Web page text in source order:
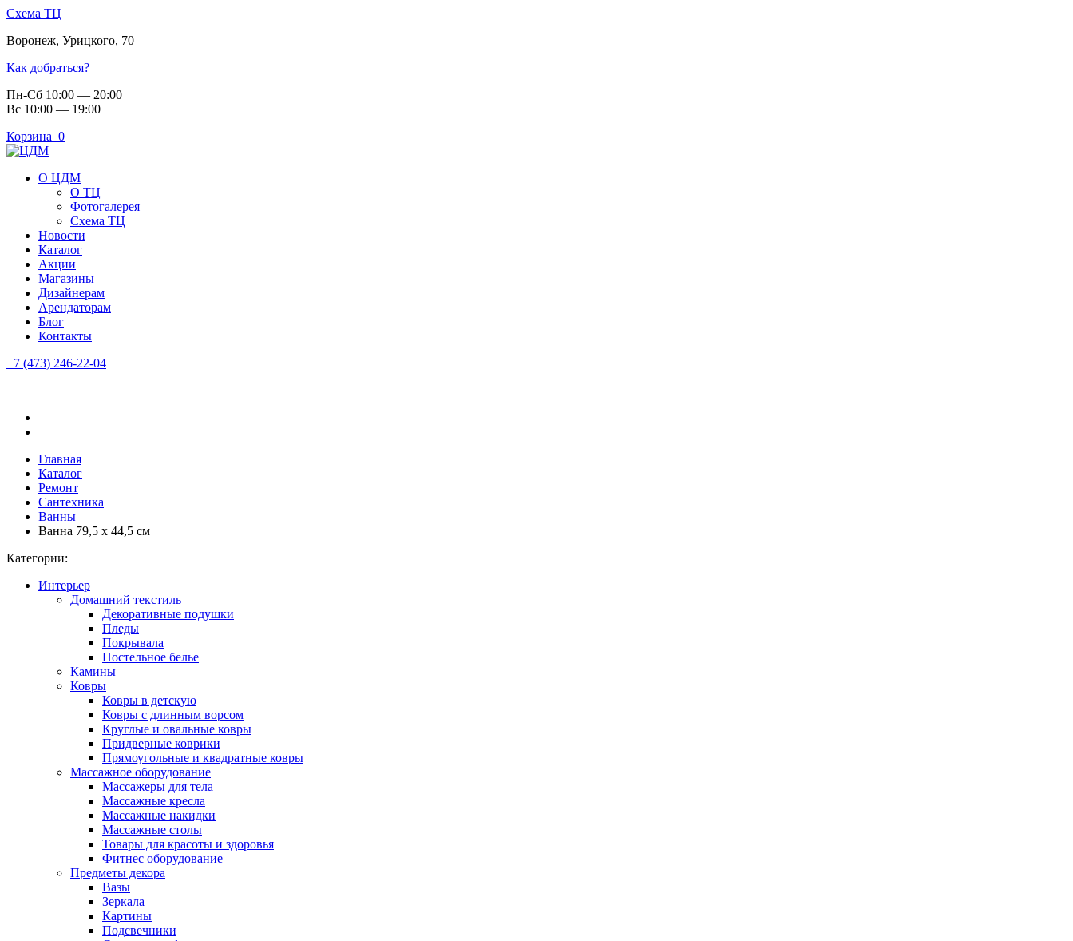
Схема ТЦ
Воронеж, Урицкого, 70
Как добраться?
Пн-Сб 10:00 — 20:00
Вс 10:00 — 19:00
Корзина 0
О ЦДМ
О ТЦ
Фотогалерея
Схема ТЦ
Новости
Каталог
Акции
Магазины
Дизайнерам
Арендаторам
Блог
Контакты
+7 (473) 246-22-04
Главная
Каталог
Ремонт
Сантехника
Ванны
Ванна 79,5 х 44,5 см
Категории:
Интерьер
Домашний текстиль
Декоративные подушки
Пледы
Покрывала
Постельное белье
Камины
Ковры
Ковры в детскую
Ковры с длинным ворсом
Круглые и овальные ковры
Придверные коврики
Прямоугольные и квадратные ковры
Массажное оборудование
Массажеры для тела
Массажные кресла
Массажные накидки
Массажные столы
Товары для красоты и здоровья
Фитнес оборудование
Предметы декора
Вазы
Зеркала
Картины
Подсвечники